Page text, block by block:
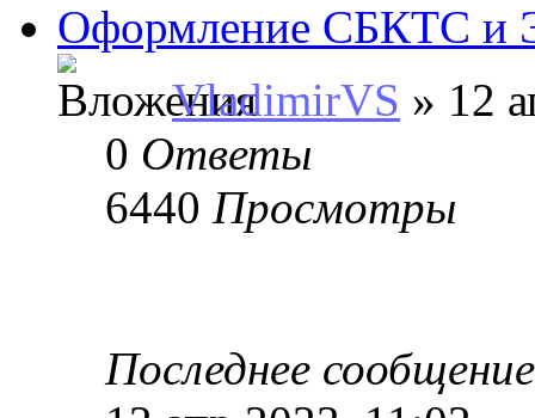
Оформление СБКТС и
VladimirVS » 12
0 Ответы
6440 Просмотры
Последнее